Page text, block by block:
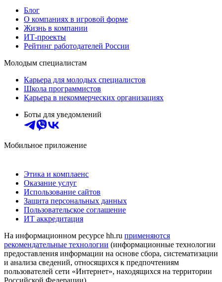
Блог
О компаниях в игровой форме
Жизнь в компании
ИТ-проекты
Рейтинг работодателей России
Молодым специалистам
Карьера для молодых специалистов
Школа программистов
Карьера в некоммерческих организациях
Боты для уведомлений
Мобильное приложение
Этика и комплаенс
Оказание услуг
Использование сайтов
Защита персональных данных
Пользовательское соглашение
ИТ аккредитация
На информационном ресурсе hh.ru применяются
рекомендательные технологии (информационные технологии
предоставления информации на основе сбора, систематизации
и анализа сведений, относящихся к предпочтениям
пользователей сети «Интернет», находящихся на территории
Российской Федерации)